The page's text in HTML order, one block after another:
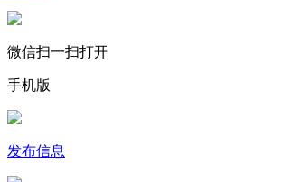
微信扫一扫打开
手机版
发布信息